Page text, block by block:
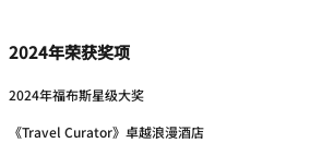
2024年荣获奖项
2024年福布斯星级大奖
《Travel Curator》卓越浪漫酒店